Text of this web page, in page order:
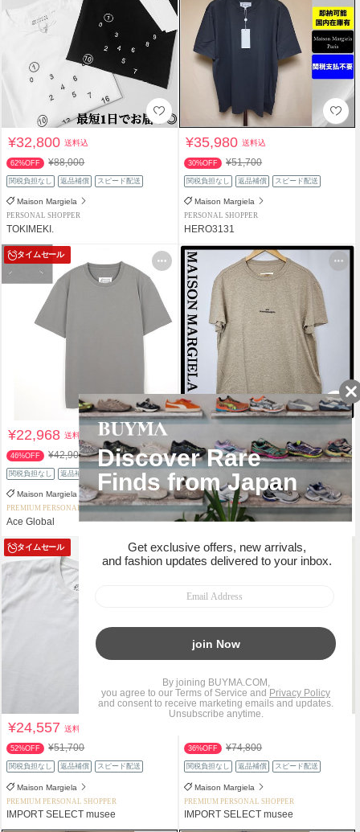
¥32,800送料込
62%OFF ¥88,000
関税負担なし 返品補償 スピード配送
Maison Margiela
PERSONAL SHOPPER
TOKIMEKI.
¥35,980送料込
30%OFF ¥51,700
関税負担なし 返品補償 スピード配送
Maison Margiela
PERSONAL SHOPPER
HERO3131
タイムセール
¥22,968送料込
46%OFF ¥42,900
関税負担なし 返品補償
Maison Margiela
PREMIUM PERSONAL SHOPPER
Ace Global
関税負担なし 返品補償
Maison Margiela
PREMIUM PERSONAL SHOPPER
Seoul_Channel
タイムセール
¥24,557送料込
52%OFF ¥51,700
関税負担なし 返品補償 スピード配送
Maison Margiela
PREMIUM PERSONAL SHOPPER
IMPORT SELECT musee
タイムセール
36%OFF ¥74,800
関税負担なし 返品補償 スピード配送
Maison Margiela
PREMIUM PERSONAL SHOPPER
IMPORT SELECT musee